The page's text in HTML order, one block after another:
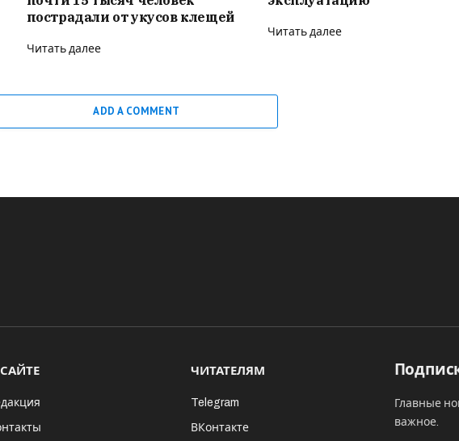
пострадали от укусов клещей
Читать далее
Читать далее
ADD A COMMENT
ЧИТАТЕЛЯМ
Telegram
ВКонтакте
Главные
важное.